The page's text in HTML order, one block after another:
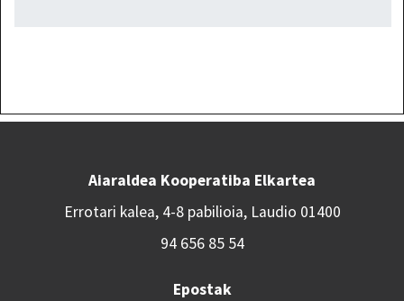
Aiaraldea Kooperatiba Elkartea
Errotari kalea, 4-8 pabilioia, Laudio 01400
94 656 85 54
Epostak